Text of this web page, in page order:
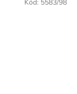
Kód: 5583/98